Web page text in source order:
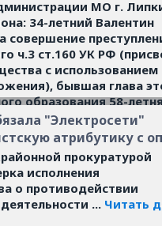
МО г.
34-летний Валентин
совершение
ч.3 ст.160 УК РФ
с использованием
бывшая глава
образования 58-
за совершение
ч.1 ст.292 УК РФ
ст.160 УК РФ
присвоении вверенного
служебного
дальше »
"Электросети"
атрибутику с
прокуратурой
исполнения
о противодействии
... Читать